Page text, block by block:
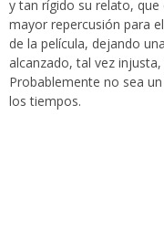
y tan rígido su relato,
mayor repercusión para
de la película, dejando
alcanzado, tal vez
Probablemente no sea
los tiempos.